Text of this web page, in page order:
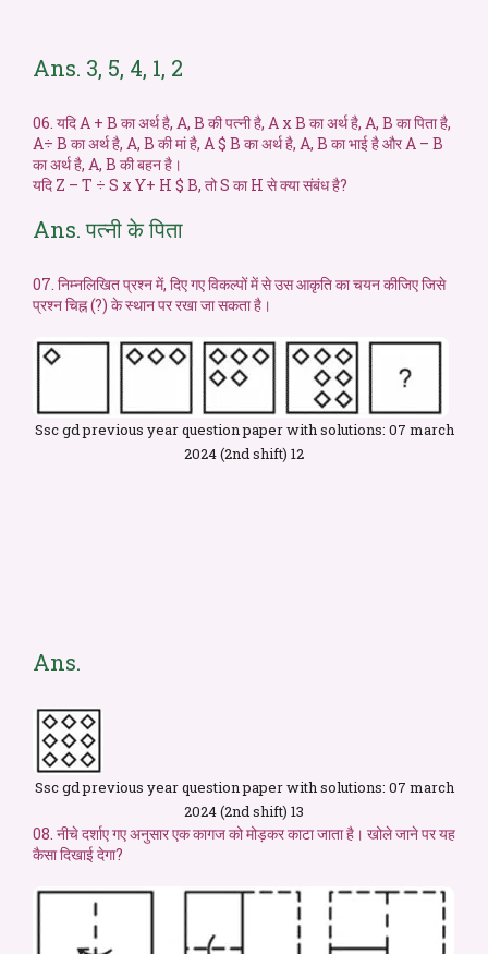
Ans. 3, 5, 4, 1, 2
06. यदि A + B का अर्थ है, A, B की पत्नी है, A x B का अर्थ है, A, B का पिता है,
A÷ B का अर्थ है, A, B की मां है, A $ B का अर्थ है, A, B का भाई है और A – B
का अर्थ है, A, B की बहन है।
यदि Z – T ÷ S x Y+ H $ B, तो S का H से क्या संबंध है?
Ans. पत्नी के पिता
07. निम्नलिखित प्रश्न में, दिए गए विकल्पों में से उस आकृति का चयन कीजिए जिसे
प्रश्न चिह्न (?) के स्थान पर रखा जा सकता है।
Ssc gd previous year question paper with solutions: 07 march
2024 (2nd shift) 12
Ans.
Ssc gd previous year question paper with solutions: 07 march
2024 (2nd shift) 13
08. नीचे दर्शाए गए अनुसार एक कागज को मोड़कर काटा जाता है। खोले जाने पर यह
कैसा दिखाई देगा?